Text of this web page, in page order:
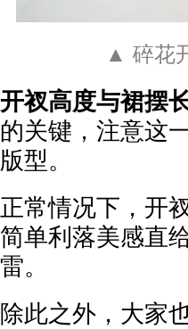
▲ 碎花
开衩高度与裙摆
的关键，注意这
版型。
正常情况下，开
简单利落美感直
雷。
除此之外，大家